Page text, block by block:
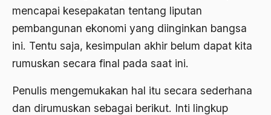
mencapai kesepakatan tentang liputan
pembangunan ekonomi yang diinginkan bangsa
ini. Tentu saja, kesimpulan akhir belum dapat kita
rumuskan secara final pada saat ini.
Penulis mengemukakan hal itu secara sederhana
dan dirumuskan sebagai berikut. Inti lingkup
2000
1999
Abu Hanifah
abu jihad
Abu Sangkan
Aceh